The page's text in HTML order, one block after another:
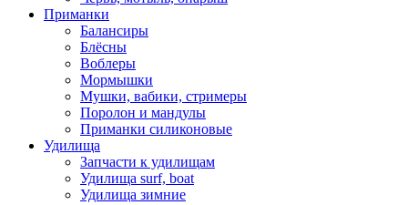
Приманки
Балансиры
Блёсны
Воблеры
Мормышки
Мушки, вабики, стримеры
Поролон и мандулы
Приманки силиконовые
Удилища
Запчасти к удилищам
Удилища surf, boat
Удилища зимние